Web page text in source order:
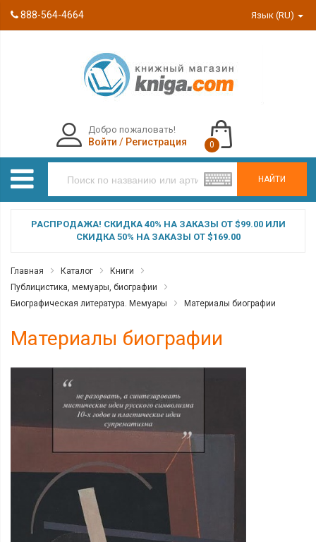
888-564-4664 Язык (RU)
НАЙТИ
Добро пожаловать!
Войти / Регистрация 0
РАСПРОДАЖА! СКИДКА 40% НА ЗАКАЗЫ ОТ $99.00 ИЛИ
СКИДКА 50% НА ЗАКАЗЫ ОТ $169.00
Главная Каталог
Книги
Публицистика, мемуары, биографии
Биографическая литература. Мемуары
Материалы биографии
Материалы биографии